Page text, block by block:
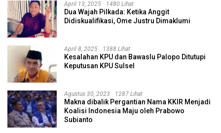
April 13, 2025 1480 Lihat
Dua Wajah Pilkada: Ketika Anggit
Didiskualifikasi, Ome Justru Dimaklumi
April 8, 2025 1388 Lihat
Kesalahan KPU dan Bawaslu Palopo Ditutupi
Keputusan KPU Sulsel
Agustus 30, 2023 1287 Lihat
Makna dibalik Pergantian Nama KKIR Menjadi
Koalisi Indonesia Maju oleh Prabowo
Subianto